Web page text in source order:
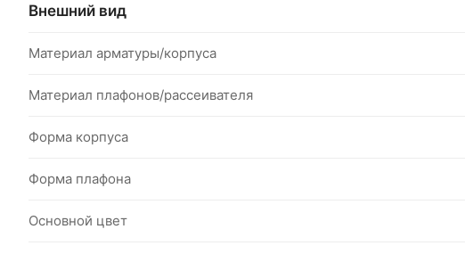
Внешний вид
Материал арматуры/корпуса
Материал плафонов/рассеивателя
Форма корпуса
Форма плафона
Основной цвет